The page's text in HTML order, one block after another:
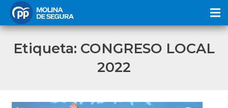
Etiqueta: CONGRESO LOCAL
2022